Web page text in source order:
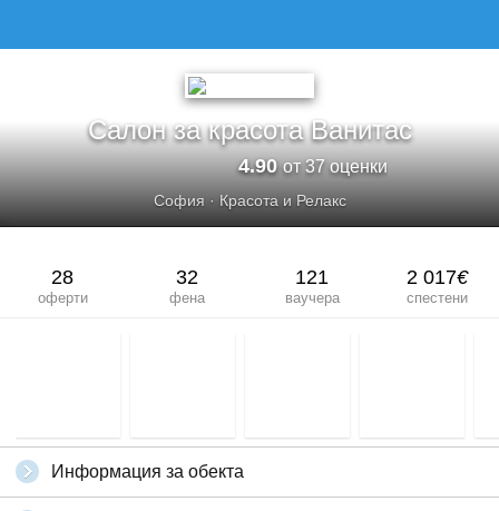
Салон за красота Ванитас
4.90от 37 оценки
София· Красота и Релакс
28
оферти
32
фена
121
ваучера
2 017€
спестени
Информация за обекта